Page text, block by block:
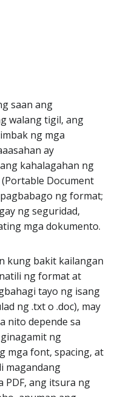
saan ang
walang tigil, ang
ng mga
ay
kahalagahan ng
Document
ng format;
ng seguridad,
mga dokumento.
kung bakit kailangan
ng format at
tayo ng isang
ng .txt o .doc), may
nito depende sa
ng
mga font, spacing, at
magandang
PDF, ang itsura ng